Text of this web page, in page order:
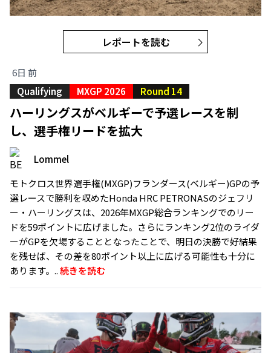
レポートを読む
6日 前
Qualifying
MXGP 2026 Round 14
ハーリングスがベルギーで予選レースを制
し、選手権リードを拡大
Lommel
モトクロス世界選手権(MXGP)フランダース(ベルギー)GPの予
選レースで勝利を収めたHonda HRC PETRONASのジェフリ
ー・ハーリングスは、2026年MXGP総合ランキングでのリー
ドを59ポイントに広げました。さらにランキング2位のライダ
ーがGPを欠場することとなったことで、明日の決勝で好結果
を残せば、その差を80ポイント以上に広げる可能性も十分に
あります。..続きを読む